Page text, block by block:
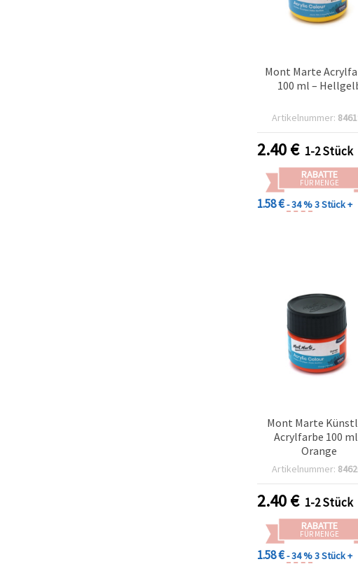
Mont Marte
100 ml –
Artikelnummer:
2.40€ 1-2 Stück
RABATTE
FÜR MENGE
1.58 €- 34 %3 Stück +
Mont Marte
Acrylfarbe 100
Orange
Artikelnummer:
2.40€ 1-2 Stück
RABATTE
FÜR MENGE
1.58 €- 34 %3 Stück +